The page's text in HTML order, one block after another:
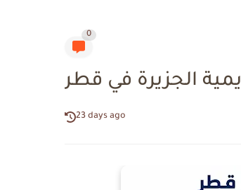
0
الجزيرة في قطر
23 days ago